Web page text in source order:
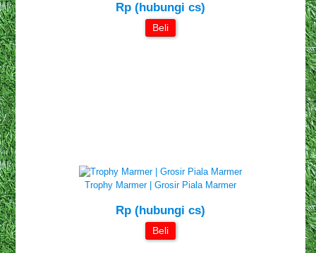
Rp (hubungi cs)
Beli
Trophy Marmer | Grosir Piala Marmer
Rp (hubungi cs)
Beli